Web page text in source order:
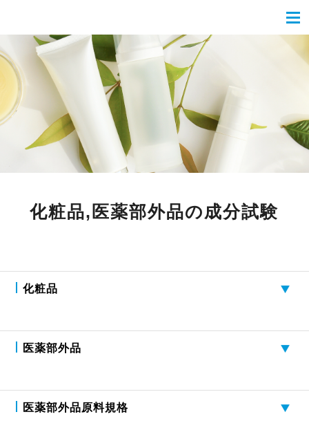
化粧品,医薬部外品の成分試験
化粧品
医薬部外品
医薬部外品原料規格